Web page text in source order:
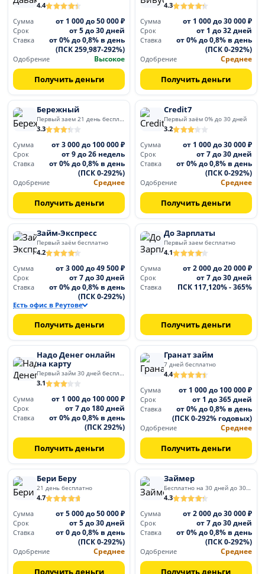
4.4
Сумма
от 1 000 до 50 000 ₽
Срок от 5 до 30 дней
Ставка
от 0% до 0,8% в день
(ПСК 259,987-292%)
Одобрение Высокое
Получить деньги
4.3
Сумма
от 1 000 до 30 000 ₽
Срок от 1 до 32 дней
Ставка
от 0% до 0,8% в день
(ПСК 0-292%)
Одобрение Среднее
Получить деньги
Бережный
Первый заем 21 день бесплатно
3.3
Сумма
от 3 000 до 100 000 ₽
Срок от 9 до 26 недель
Ставка
от 0% до 0,8% в день
(ПСК 0-292%)
Одобрение Среднее
Получить деньги
Credit7
Первый заём 0% до 30 дней
3.2
Сумма
от 1 000 до 30 000 ₽
Срок от 7 до 30 дней
Ставка
от 0% до 0,8% в день
(ПСК 0-292%)
Одобрение Среднее
Получить деньги
Займ-Экспресс
Первый заём бесплатно
4.2
Сумма
от 3 000 до 49 500 ₽
Срок от 7 до 30 дней
Ставка
от 0% до 0,8% в день
(ПСК 0-292%)
Есть офис в Реутове
Получить деньги
До Зарплаты
Первый заем бесплатно
4.1
Сумма
от 2 000 до 20 000 ₽
Срок от 7 до 30 дней
Ставка ПСК 117,120% - 365%
Получить деньги
Надо Денег онлайн
на карту
Первый займ 30 дней бесплатно
3.1
Сумма
от 1 000 до 100 000 ₽
Срок от 7 до 180 дней
Ставка
от 0% до 0,8% в день
(ПСК 292%)
Получить деньги
Гранат займ
7 дней бесплатно
4.4
Сумма
от 1 000 до 100 000 ₽
Срок от 1 до 365 дней
Ставка
от 0% до 0,8% в день
(ПСК 0-292% годовых)
Одобрение Среднее
Получить деньги
Бери Беру
21 день бесплатно
4.7
Сумма
от 5 000 до 50 000 ₽
Срок от 5 до 30 дней
Ставка
от 0 до 0,8% в день
(ПСК 0-292%)
Одобрение Среднее
Получить деньги
Займер
Бесплатно на 30 дней до 30 000
4.3
Сумма
от 2 000 до 30 000 ₽
Срок от 7 до 30 дней
Ставка
от 0% до 0,8% в день
(ПСК 0-292%)
Одобрение Среднее
Получить деньги